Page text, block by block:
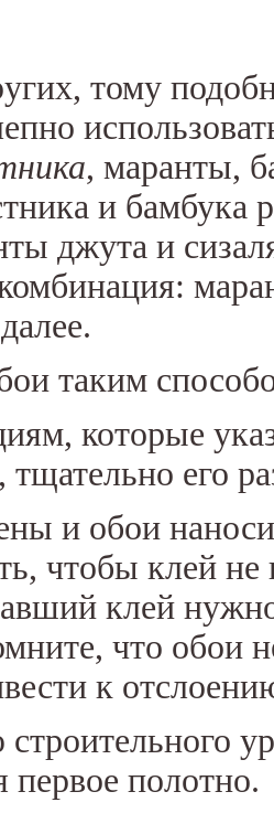
тому
, маранты,
и бамбука
джута и
таким
которые
тщательно его
и обои
чтобы клей
клей
что обои
к
первое полотно.